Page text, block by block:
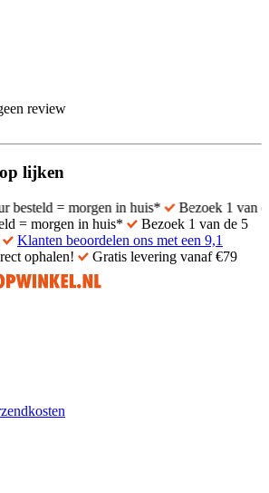
review
lijken
morgen in huis*
Bezoek 1 van de 5 echte
= morgen in huis*
Bezoek 1 van de 5
Klanten beoordelen ons met een 9,1
ophalen! Gratis levering vanaf €79